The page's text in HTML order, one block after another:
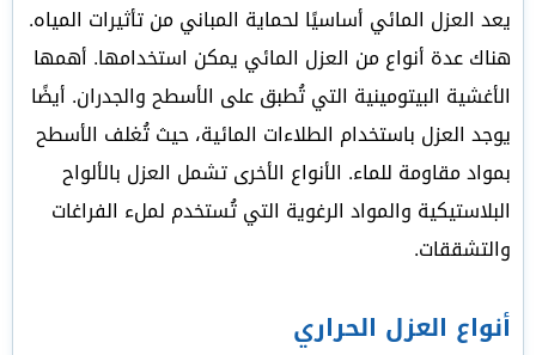
يعد العزل المائي أساسيًا لحماية المباني من تأثيرات المياه.
هناك عدة أنواع من العزل المائي يمكن استخدامها. أهمها
الأغشية البيتومينية التي تُطبق على الأسطح والجدران. أيضًا
يوجد العزل باستخدام الطلاءات المائية، حيث تُغلف الأسطح
بمواد مقاومة للماء. الأنواع الأخرى تشمل العزل بالألواح
البلاستيكية والمواد الرغوية التي تُستخدم لملء الفراغات
والتشققات.
أنواع العزل الحراري